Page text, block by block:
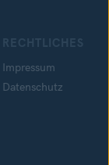
Impressum
Datenschutz